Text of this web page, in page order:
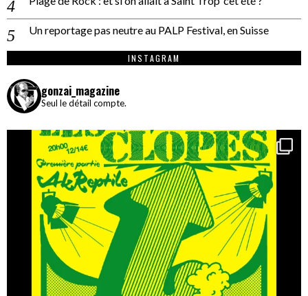
Un reportage pas neutre au PALP Festival, en Suisse
INSTAGRAM
gonzai_magazine
Seul le détail compte.